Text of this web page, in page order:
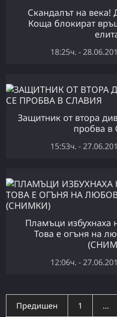
Скандалът на
Коща блокират
18:25ч. -
Защитник от втора
пробва в
15:53ч. -
Пламъци избухнаха
Това е огъня на
12:06ч. -
Предишен 1 …